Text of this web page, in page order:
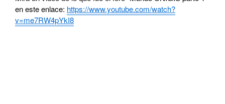
en este enlace: https://www.youtube.com/watch?
v=me7RW4pYkI8